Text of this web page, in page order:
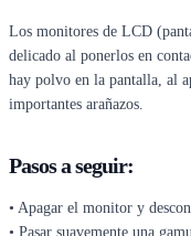
Los monitores de LCD
delicado al ponerlos en
hay polvo en la pantalla, al
importantes arañazos.
Pasos a seguir:
• Apagar el monitor y
• Pasar suavemente una